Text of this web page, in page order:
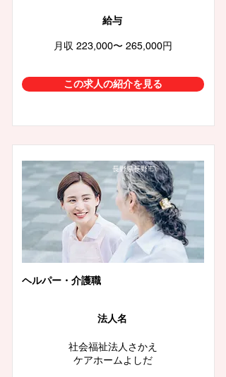
給与
月収 223,000〜 265,000円
この求人の紹介を見る
長野県長野市
ヘルパー・介護職
法人名
社会福祉法人さかえ
ケアホームよしだ